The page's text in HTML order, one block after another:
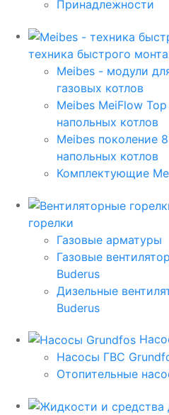
Принадлежности
техника быстрого
Meibes - модули
газовых котлов
Meibes MeiFlow
напольных котлов
Meibes поколение
напольных котлов
Комплектующие
горелки
Газовые арматуры
Газовые
Buderus
Дизельные
Buderus
Насосы ГВС
Отопительные